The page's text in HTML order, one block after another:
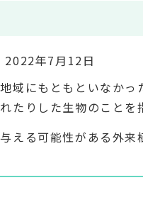
2022年7月12日
域にもともといなかっ
りした生物のことを
える可能性がある外来